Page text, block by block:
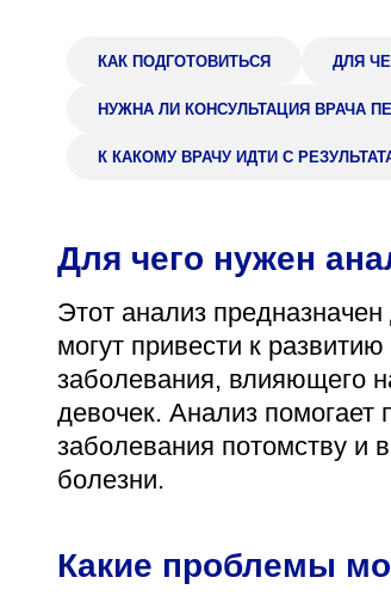
398005, г. Липецк, пл.
Регистратура
КАК ПОДГОТОВИТЬСЯ ДЛЯ
НУЖНА ЛИ КОНСУЛЬТАЦИЯ ВРАЧА
К КАКОМУ ВРАЧУ ИДТИ С
Для чего нужен
Этот анализ
могут привести к
заболевания, влияющего
девочек. Анализ помогает
заболевания потомству и
болезни.
Какие проблемы